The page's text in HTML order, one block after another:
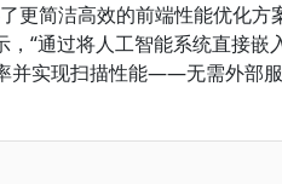
更简洁高效的前端性能优化
“通过将人工智能系统直接嵌
并实现扫描性能——无需外部